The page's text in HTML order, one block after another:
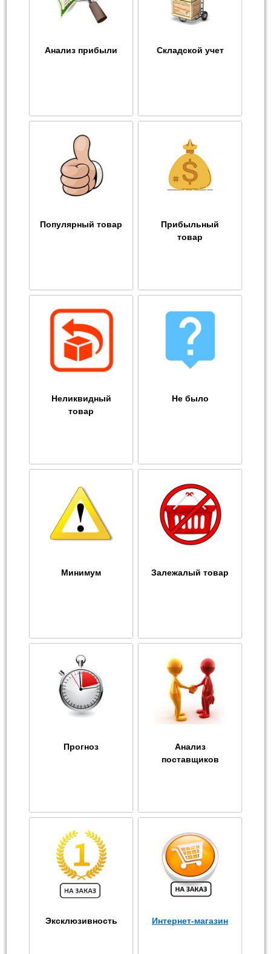
Анализ прибыли Складской учет
Популярный товар
Прибыльный
товар
Неликвидный
товар
Не было
Минимум Залежалый товар
Прогноз
Анализ
поставщиков
Эксклюзивность Интернет-магазин